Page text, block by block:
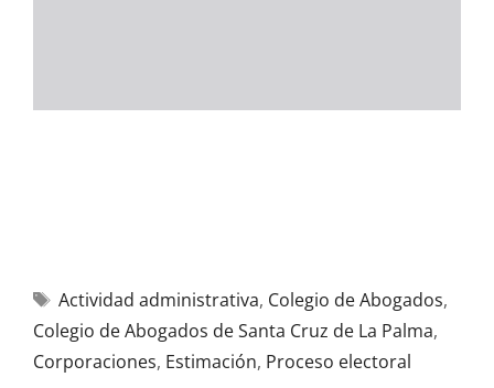
Actividad administrativa, Colegio de Abogados,
Colegio de Abogados de Santa Cruz de La Palma,
Corporaciones, Estimación, Proceso electoral